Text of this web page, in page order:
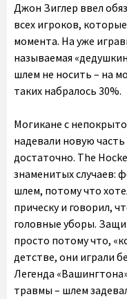
Джон Зиглер ввел
всех игроков,
момента. На уже
называемая
шлем не носить – на
таких набралось 30%.
Могикане с
надевали новую
достаточно. The
знаменитых случаев:
шлем, потому что
прическу и говорил,
головные уборы.
просто потому что,
детстве, они играли
Легенда
травмы – шлем